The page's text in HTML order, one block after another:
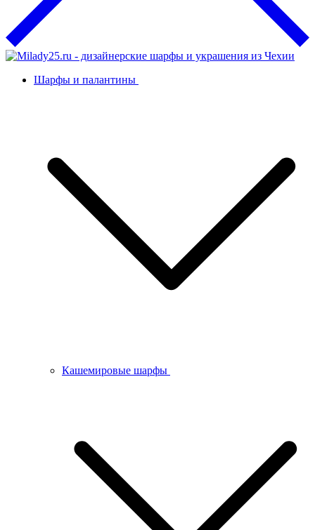
Шарфы и палантины
Кашемировые шарфы